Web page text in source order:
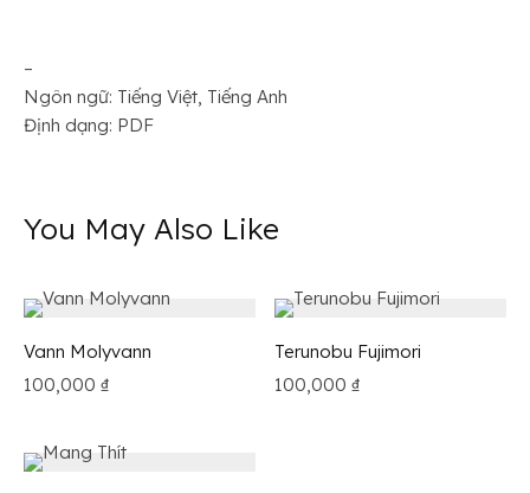
–
Ngôn ngữ: Tiếng Việt, Tiếng Anh
Định dạng: PDF
You May Also Like
Vann Molyvann
100,000 ₫
Terunobu Fujimori
100,000₫